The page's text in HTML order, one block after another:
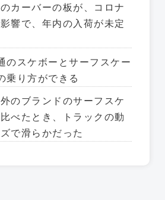
カーバーの板が、コロナ
響で、年内の入荷が未定
のスケボーとサーフスケー
乗り方ができる
のブランドのサーフスケ
べたとき、トラックの動
で滑らかだった